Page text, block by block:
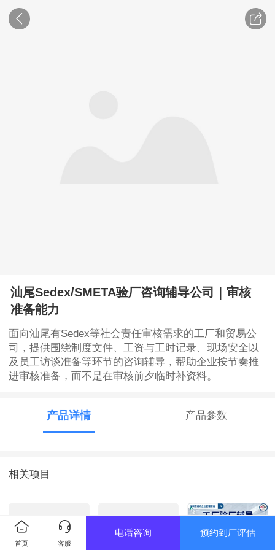
汕尾Sedex/SMETA验厂咨询辅导公司｜审核
准备能力
面向汕尾有Sedex等社会责任审核需求的工厂和贸易公
司，提供围绕制度文件、工资与工时记录、现场安全以
及员工访谈准备等环节的咨询辅导，帮助企业按节奏推
进审核准备，而不是在审核前夕临时补资料。
产品详情 产品参数
相关项目
首页 客服
电话咨询 预约到厂评估